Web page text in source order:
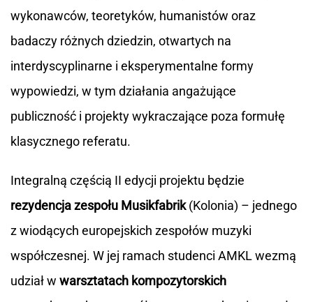
wykonawców, teoretyków, humanistów oraz
badaczy różnych dziedzin, otwartych na
interdyscyplinarne i eksperymentalne formy
wypowiedzi, w tym działania angażujące
publiczność i projekty wykraczające poza formułę
klasycznego referatu.
Integralną częścią II edycji projektu będzie
rezydencja zespołu Musikfabrik(Kolonia) – jednego
z wiodących europejskich zespołów muzyki
współczesnej. W jej ramach studenci AMKL wezmą
udział w warsztatach kompozytorskich